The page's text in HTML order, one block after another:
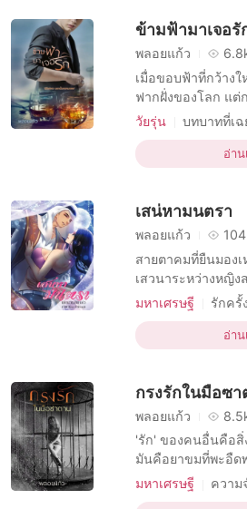
ต้องตกเป็นตัวปร
เมียเก็บ
ความ
การข่มขืน
ข้ามฟ้ามาเจอรั
พลอยแก้ว
เมื่อขอบฟ้าที่กว้าง
ฟากฝั่งของโลก แต่
อยู่แสนไกลนั้นต้องมาเจอกัน ด
นาฟ การ์ซานฟาร์-
ๆ ก็หมายตาจ้องจะ
พูดน้อย และเย็นชา
วัยรุ่น บทบาทที่เฉ
ตลกขบขัน
วัย
แอบรัก
อ่าน
เสน่หามนตรา
พลอยแก้ว
สายตาคมที่ยืนมอง
เสวนาระหว่างหญิง
ตาของเชคฮ บราฮิ
ออกมา เชคฮ บรา
เห็นใบหน้าหวานเ
ของม่านฟ้าที่มองห
ตราหน้าเธอในใจ "
มหาเศรษฐี
รักครั้
บทบาทที่ดื้อรั้น ช
ทะเลทราย
มห
อ่าน
กรงรักในมือซา
พลอยแก้ว
'รัก' ของคนอื่นคือสิ่งหอมหวานเสมอ แต่กับเธอ
มันคือยาขมที่พะอืด
อยากมีความตายเป็
มหาเศรษฐี ความ